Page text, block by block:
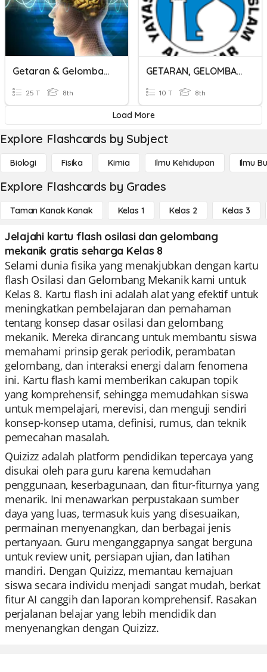
Getaran & Gelombang 1
25 T 8th
GETARAN, GELOMBANG DAN BUNYI
10 T 8th
Load More
Explore Flashcards by Subject
Biologi Fisika Kimia Ilmu Kehidupan Ilmu
Explore Flashcards by Grades
Taman Kanak Kanak Kelas 1 Kelas 2 Kelas 3
Jelajahi kartu flash osilasi dan gelombang
mekanik gratis seharga Kelas 8
Selami dunia fisika yang menakjubkan dengan kartu
flash Osilasi dan Gelombang Mekanik kami untuk
Kelas 8. Kartu flash ini adalah alat yang efektif untuk
meningkatkan pembelajaran dan pemahaman
tentang konsep dasar osilasi dan gelombang
mekanik. Mereka dirancang untuk membantu siswa
memahami prinsip gerak periodik, perambatan
gelombang, dan interaksi energi dalam fenomena
ini. Kartu flash kami memberikan cakupan topik
yang komprehensif, sehingga memudahkan siswa
untuk mempelajari, merevisi, dan menguji sendiri
konsep-konsep utama, definisi, rumus, dan teknik
pemecahan masalah.
Quizizz adalah platform pendidikan tepercaya yang
disukai oleh para guru karena kemudahan
penggunaan, keserbagunaan, dan fitur-fiturnya yang
menarik. Ini menawarkan perpustakaan sumber
daya yang luas, termasuk kuis yang disesuaikan,
permainan menyenangkan, dan berbagai jenis
pertanyaan. Guru menganggapnya sangat berguna
untuk review unit, persiapan ujian, dan latihan
mandiri. Dengan Quizizz, memantau kemajuan
siswa secara individu menjadi sangat mudah, berkat
fitur AI canggih dan laporan komprehensif. Rasakan
perjalanan belajar yang lebih mendidik dan
menyenangkan dengan Quizizz.